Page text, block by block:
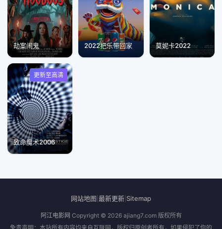
劫案闹鬼 2022把乐带回家 莫妮卡2022
更新至高清
致命魔术2006
网站地图 最新更新 Sitemap
阿江电影网 Copyright © 2026 ajiang7.com 版权所有